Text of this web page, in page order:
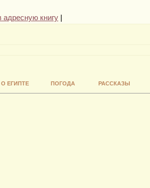
адресную книгу
О ЕГИПТЕ ПОГОДА РАССКАЗЫ